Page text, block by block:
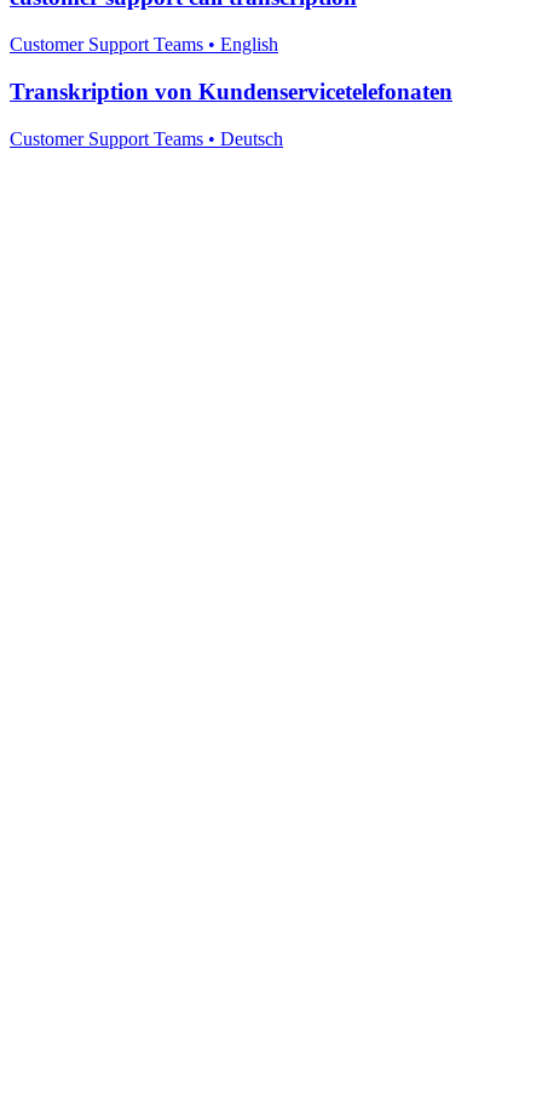
Customer Support Teams • English
Transkription von Kundenservicetelefonaten
Customer Support Teams • Deutsch